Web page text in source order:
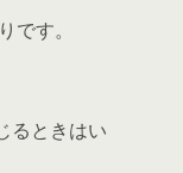
です。
るときはい